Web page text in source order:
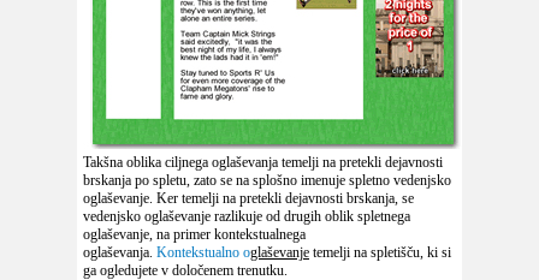
Takšna oblika ciljnega oglaševanja temelji na pretekli dejavnosti
brskanja po spletu, zato se na splošno imenuje spletno vedenjsko
oglaševanje. Ker temelji na pretekli dejavnosti brskanja, se
vedenjsko oglaševanje razlikuje od drugih oblik spletnega
oglaševanje, na primer kontekstualnega
oglaševanja. Kontekstualno oglaševanje temelji na spletišču, ki si
ga ogledujete v določenem trenutku.